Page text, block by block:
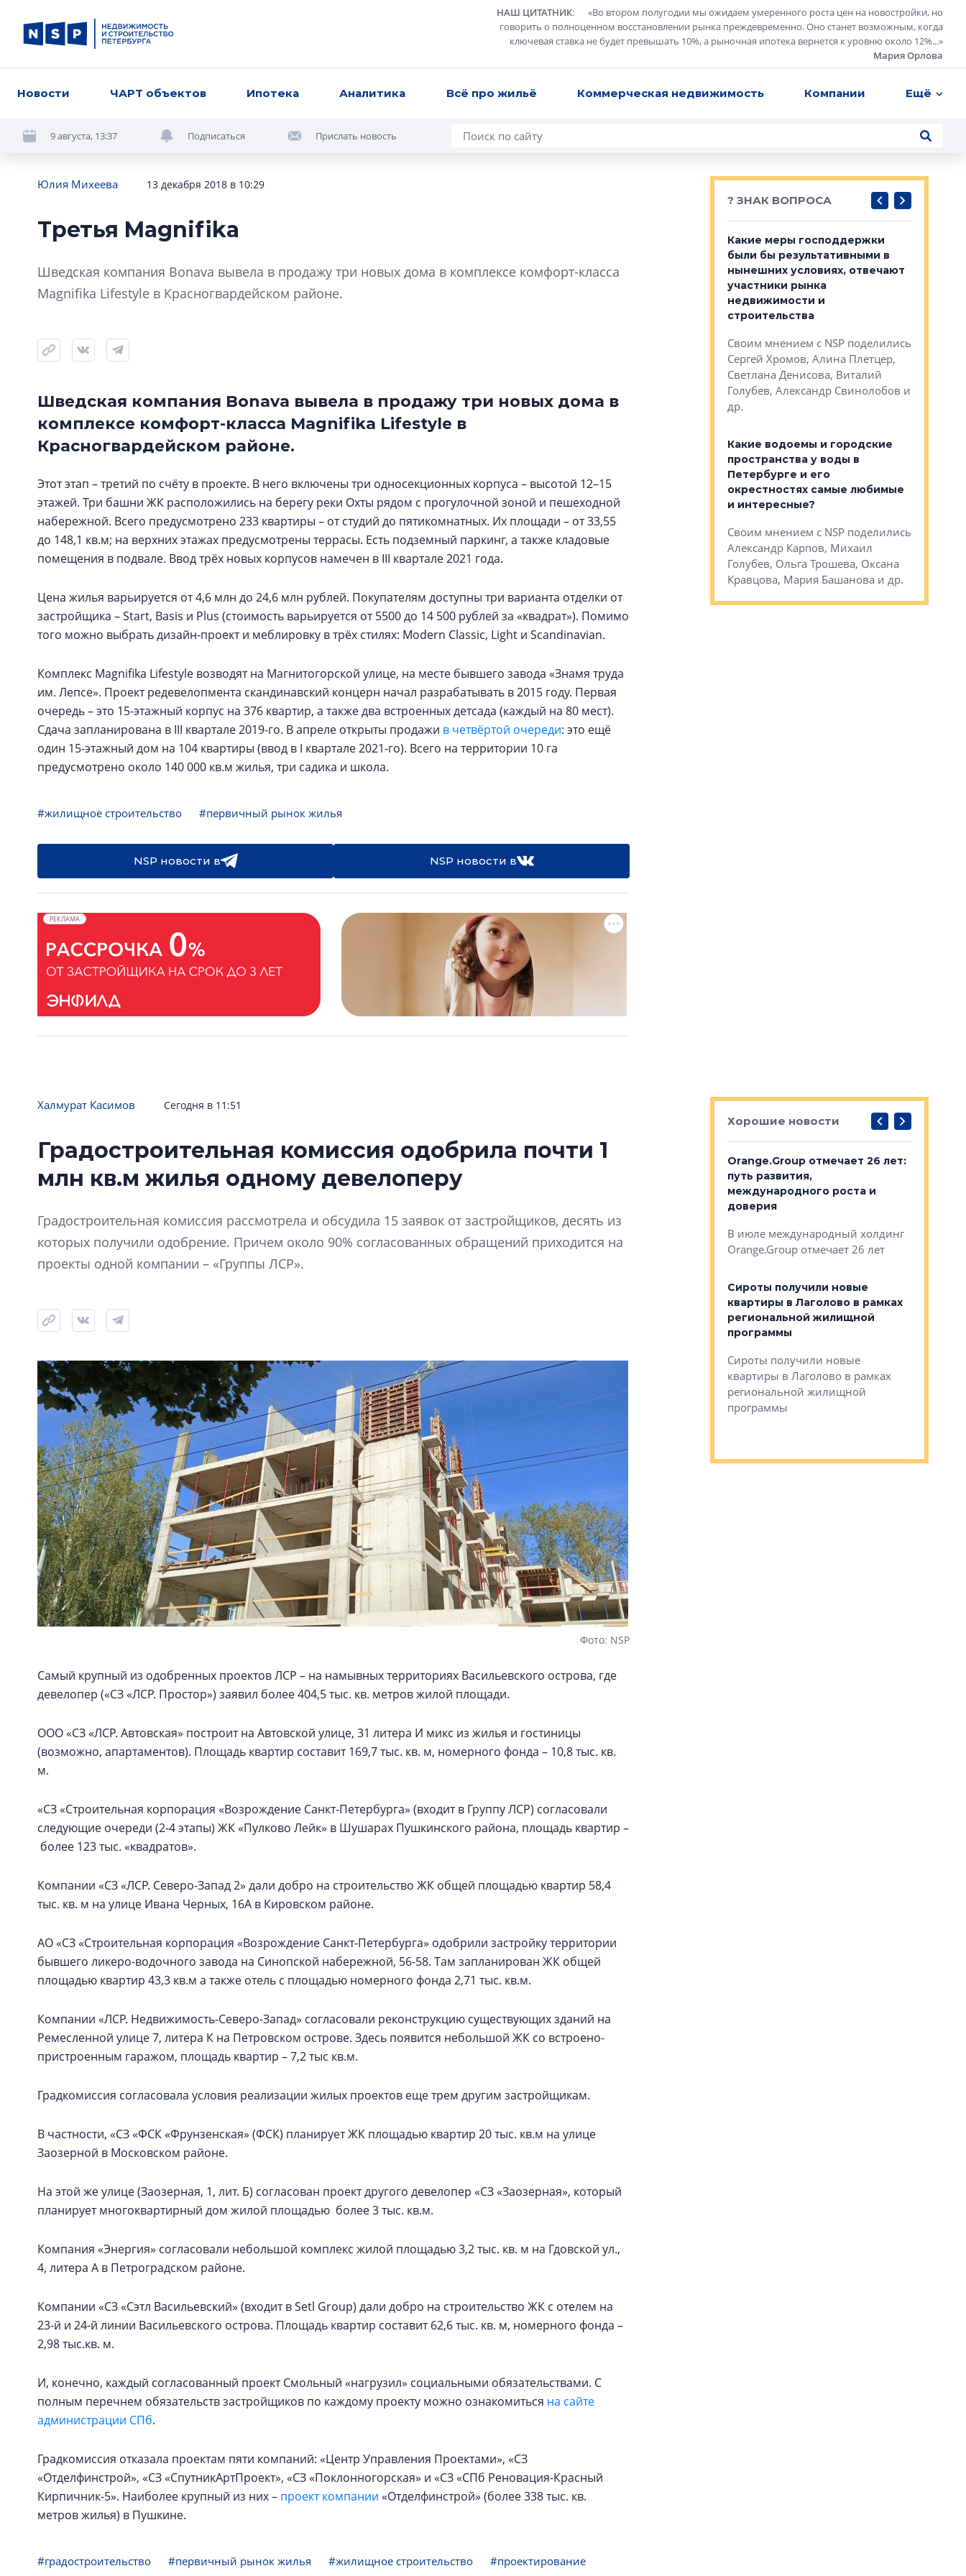
НАШ ЦИТАТНИК: «Во втором полугодии мы ожидаем умеренного роста цен на новостройки, но
говорить о полноценном восстановлении рынка преждевременно. Оно станет возможным, когда
ключевая ставка не будет превышать 10%, а рыночная ипотека вернется к уровню около 12%...»
Мария Орлова
Новости ЧАРТ объектов Ипотека Аналитика Всё про жильё Коммерческая недвижимость Компании Ещё
9 августа, 13:37 Подписаться Прислать новость
Юлия Михеева 13 декабря 2018 в 10:29
Третья Magnifika
Шведская компания Bonava вывела в продажу три новых дома в комплексе комфорт-класса
Magnifika Lifestyle в Красногвардейском районе.
Шведская компания Bonava вывела в продажу три новых дома в
комплексе комфорт-класса Magnifika Lifestyle в
Красногвардейском районе.
Этот этап – третий по счёту в проекте. В него включены три односекционных корпуса – высотой 12–15
этажей. Три башни ЖК расположились на берегу реки Охты рядом с прогулочной зоной и пешеходной
набережной. Всего предусмотрено 233 квартиры – от студий до пятикомнатных. Их площади – от 33,55
до 148,1 кв.м; на верхних этажах предусмотрены террасы. Есть подземный паркинг, а также кладовые
помещения в подвале. Ввод трёх новых корпусов намечен в III квартале 2021 года.
Цена жилья варьируется от 4,6 млн до 24,6 млн рублей. Покупателям доступны три варианта отделки от
застройщика – Start, Basis и Plus (стоимость варьируется от 5500 до 14 500 рублей за «квадрат»). Помимо
того можно выбрать дизайн-проект и меблировку в трёх стилях: Modern Classic, Light и Scandinavian.
Комплекс Magnifika Lifestyle возводят на Магнитогорской улице, на месте бывшего завода «Знамя труда
им. Лепсе». Проект редевелопмента скандинавский концерн начал разрабатывать в 2015 году. Первая
очередь – это 15-этажный корпус на 376 квартир, а также два встроенных детсада (каждый на 80 мест).
Сдача запланирована в III квартале 2019-го. В апреле открыты продажи в четвёртой очереди: это ещё
один 15-этажный дом на 104 квартиры (ввод в I квартале 2021-го). Всего на территории 10 га
предусмотрено около 140 000 кв.м жилья, три садика и школа.
#жилищное строительство #первичный рынок жилья
NSP новости в NSP новости в
РЕКЛАМА
? ЗНАК ВОПРОСА
рынка?
Своим мнением с NSP поделились
Валентина Калинина, Анжелика
Альшаева, Александр
Свинолобов, Александр Кравцов,
Какие меры господдержки
были бы результативными в
нынешних условиях, отвечают
участники рынка
недвижимости и
строительства
Своим мнением с NSP поделились
Сергей Хромов, Алина Плетцер,
Светлана Денисова, Виталий
Голубев, Александр Свинолобов и
др.
Какие водоемы и городские
пространства у воды в
Петербурге и его
окрестностях самые любимые
и интересные?
Своим мнением с NSP поделились
Александр Карпов, Михаил
Голубев, Ольга Трошева, Оксана
Кравцова, Мария Башанова и др.
Халмурат Касимов Сегодня в 11:51
Градостроительная комиссия одобрила почти 1
млн кв.м жилья одному девелоперу
Градостроительная комиссия рассмотрела и обсудила 15 заявок от застройщиков, десять из
которых получили одобрение. Причем около 90% согласованных обращений приходится на
проекты одной компании – «Группы ЛСР».
Фото: NSP
Самый крупный из одобренных проектов ЛСР – на намывных территориях Васильевского острова, где
девелопер («СЗ «ЛСР. Простор») заявил более 404,5 тыс. кв. метров жилой площади.
ООО «СЗ «ЛСР. Автовская» построит на Автовской улице, 31 литера И микс из жилья и гостиницы
(возможно, апартаментов). Площадь квартир составит 169,7 тыс. кв. м, номерного фонда – 10,8 тыс. кв.
м.
«СЗ «Строительная корпорация «Возрождение Санкт‑Петербурга» (входит в Группу ЛСР) согласовали
следующие очереди (2-4 этапы) ЖК «Пулково Лейк» в Шушарах Пушкинского района, площадь квартир –
более 123 тыс. «квадратов».
Компании «СЗ «ЛСР. Северо-Запад 2» дали добро на строительство ЖК общей площадью квартир 58,4
тыс. кв. м на улице Ивана Черных, 16А в Кировском районе.
АО «СЗ «Строительная корпорация «Возрождение Санкт‑Петербурга» одобрили застройку территории
бывшего ликеро-водочного завода на Синопской набережной, 56-58. Там запланирован ЖК общей
площадью квартир 43,3 кв.м а также отель с площадью номерного фонда 2,71 тыс. кв.м.
Компании «ЛСР. Недвижимость-Северо-Запад» согласовали реконструкцию существующих зданий на
Ремесленной улице 7, литера К на Петровском острове. Здесь появится небольшой ЖК со встроено-
пристроенным гаражом, площадь квартир – 7,2 тыс кв.м.
Градкомиссия согласовала условия реализации жилых проектов еще трем другим застройщикам.
В частности, «СЗ «ФСК «Фрунзенская» (ФСК) планирует ЖК площадью квартир 20 тыс. кв.м на улице
Заозерной в Московском районе.
На этой же улице (Заозерная, 1, лит. Б) согласован проект другого девелопер «СЗ «Заозерная», который
планирует многоквартирный дом жилой площадью более 3 тыс. кв.м.
Компания «Энергия» согласовали небольшой комплекс жилой площадью 3,2 тыс. кв. м на Гдовской ул.,
4, литера А в Петроградском районе.
Компании «СЗ «Сэтл Васильевский» (входит в Setl Group) дали добро на строительство ЖК с отелем на
23-й и 24-й линии Васильевского острова. Площадь квартир составит 62,6 тыс. кв. м, номерного фонда –
2,98 тыс.кв. м.
И, конечно, каждый согласованный проект Смольный «нагрузил» социальными обязательствами. С
полным перечнем обязательств застройщиков по каждому проекту можно ознакомиться на сайте
администрации СПб.
Градкомиссия отказала проектам пяти компаний: «Центр Управления Проектами», «СЗ
«Отделфинстрой», «СЗ «СпутникАртПроект», «СЗ «Поклонногорская» и «СЗ «СПб Реновация-Красный
Кирпичник-5». Наиболее крупный из них – проект компании «Отделфинстрой» (более 338 тыс. кв.
метров жилья) в Пушкине.
#градостроительство #первичный рынок жилья #жилищное строительство #проектирование
Хорошие новости
В Санкт-Петербурге выбрали
девятый сезон творческого
строить и жить помогает»
В Красногвардейском районе
центр совмещенного образования
Orange.Group отмечает 26 лет:
путь развития,
международного роста и
доверия
В июле международный холдинг
Orange.Group отмечает 26 лет
Сироты получили новые
квартиры в Лаголово в рамках
региональной жилищной
программы
Сироты получили новые
квартиры в Лаголово в рамках
региональной жилищной
программы